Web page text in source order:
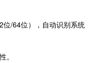
/64位），自动识别系统
。